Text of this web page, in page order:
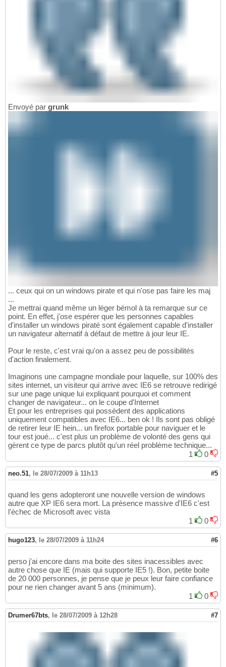
Envoyé par grunk
... ceux qui on un windows pirate et qui n'ose pas faire les maj
...
Je mettrai quand même un léger bémol à ta remarque sur ce
point. En effet, j'ose espérer que les personnes capables
d'installer un windows piraté sont également capable d'installer
un navigateur alternatif à défaut de mettre à jour leur IE.
Pour le reste, c'est vrai qu'on a assez peu de possibilités
d'action finalement.
Imaginons une campagne mondiale pour laquelle, sur 100% des
sites internet, un visiteur qui arrive avec IE6 se retrouve redirigé
sur une page unique lui expliquant pourquoi et comment
changer de navigateur... on le coupe d'Internet
Et pour les entreprises qui possèdent des applications
uniquement compatibles avec IE6... ben ok ! Ils sont pas obligé
de retirer leur IE hein... un firefox portable pour naviguer et le
tour est joué... c'est plus un problème de volonté des gens qui
gèrent ce type de parcs plutôt qu'un réel problème technique...
1
0
neo.51, le 28/07/2009 à 11h13 #5
quand les gens adopteront une nouvelle version de windows
autre que XP IE6 sera mort. La présence massive d'IE6 c'est
l'échec de Microsoft avec vista
1
0
hugo123, le 28/07/2009 à 11h24 #6
perso j'ai encore dans ma boite des sites inacessibles avec
autre chose que IE (mais qui supporte IE5 !). Bon, petite boite
de 20 000 personnes, je pense que je peux leur faire confiance
pour ne rien changer avant 5 ans (minimum).
1
0
Drumer67bts, le 28/07/2009 à 12h28 #7